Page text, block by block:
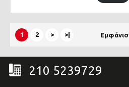
1 2 > >|
210 5239729